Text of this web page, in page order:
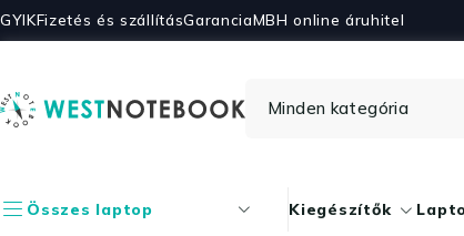
GYIKFizetés és szállításGaranciaMBH online áruhitel
Összes laptop Kiegészítők